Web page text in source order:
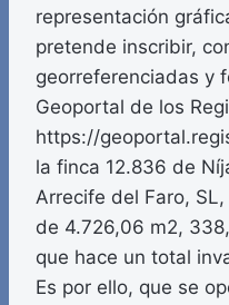
representación
pretende inscribir,
georreferenciadas y
Geoportal de los
https://
la finca 12.836 de
Arrecife del Faro,
de 4.726,06 m2,
que hace un total
Es por ello, que se